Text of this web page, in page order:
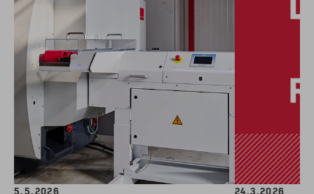
5.5.2026 24.3.2026